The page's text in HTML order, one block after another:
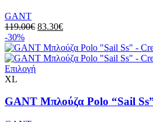
μπορούν
επιλεγούν
στη
σελίδα
GANT
119.00€ Original
was:
119.00€.
83.30€Η
τιμή
είναι:
-30%
ΕπιλογήΑυτό
έχει
XL
GANT Μπλούζα Polo “Sail